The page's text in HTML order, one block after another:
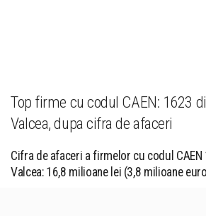
Top firme cu codul CAEN: 1623
Valcea, dupa cifra de afaceri
Cifra de afaceri a firmelor cu codul
Valcea: 16,8 milioane lei (3,8 milioane